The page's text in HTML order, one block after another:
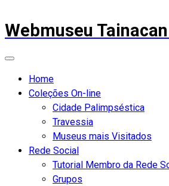
Webmuseu
Home
Coleções On-line
Cidade Palimpséstica
Travessia
Museus mais Visitados
Rede Social
Tutorial Membro da Rede
Grupos